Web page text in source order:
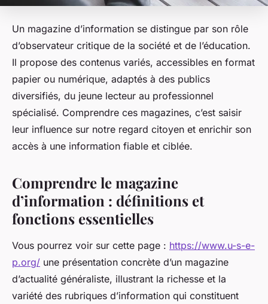
Un magazine d’information se distingue par son rôle
d’observateur critique de la société et de l’éducation.
Il propose des contenus variés, accessibles en format
papier ou numérique, adaptés à des publics
diversifiés, du jeune lecteur au professionnel
spécialisé. Comprendre ces magazines, c’est saisir
leur influence sur notre regard citoyen et enrichir son
accès à une information fiable et ciblée.
Comprendre le magazine
d’information : définitions et
fonctions essentielles
Vous pourrez voir sur cette page : https://www.u-s-e-
p.org/ une présentation concrète d’un magazine
d’actualité généraliste, illustrant la richesse et la
variété des rubriques d’information qui constituent